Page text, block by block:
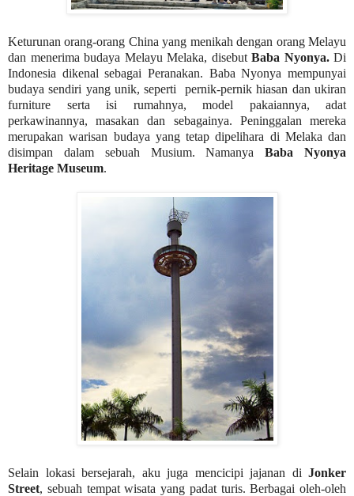
Keturunan orang-orang China yang menikah dengan orang Melayu
dan menerima budaya Melayu Melaka, disebut Baba Nyonya.Di
Indonesia dikenal sebagai Peranakan. Baba Nyonya mempunyai
budaya sendiri yang unik, seperti
pernik-pernik hiasan dan ukiran
furniture serta isi rumahnya, model pakaiannya, adat
perkawinannya, masakan dan sebagainya. Peninggalan mereka
merupakan warisan budaya yang tetap dipelihara di Melaka dan
disimpan dalam sebuah Musium. NamanyaBaba Nyonya
Heritage Museum.
Selain lokasi bersejarah, aku juga mencicipi jajanan di Jonker
Street, sebuah tempat wisata yang padat turis. Berbagai oleh-oleh